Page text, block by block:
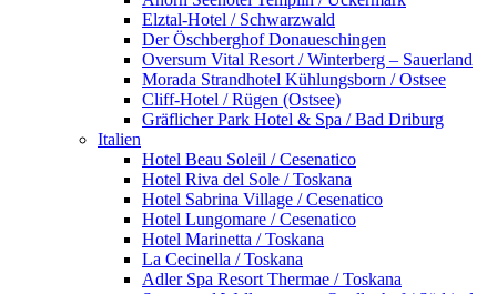
Elztal-Hotel / Schwarzwald
Der Öschberghof Donaueschingen
Oversum Vital Resort / Winterberg – Sauerland
Morada Strandhotel Kühlungsborn / Ostsee
Cliff-Hotel / Rügen (Ostsee)
Gräflicher Park Hotel & Spa / Bad Driburg
Italien
Hotel Beau Soleil / Cesenatico
Hotel Riva del Sole / Toskana
Hotel Sabrina Village / Cesenatico
Hotel Lungomare / Cesenatico
Hotel Marinetta / Toskana
La Cecinella / Toskana
Adler Spa Resort Thermae / Toskana